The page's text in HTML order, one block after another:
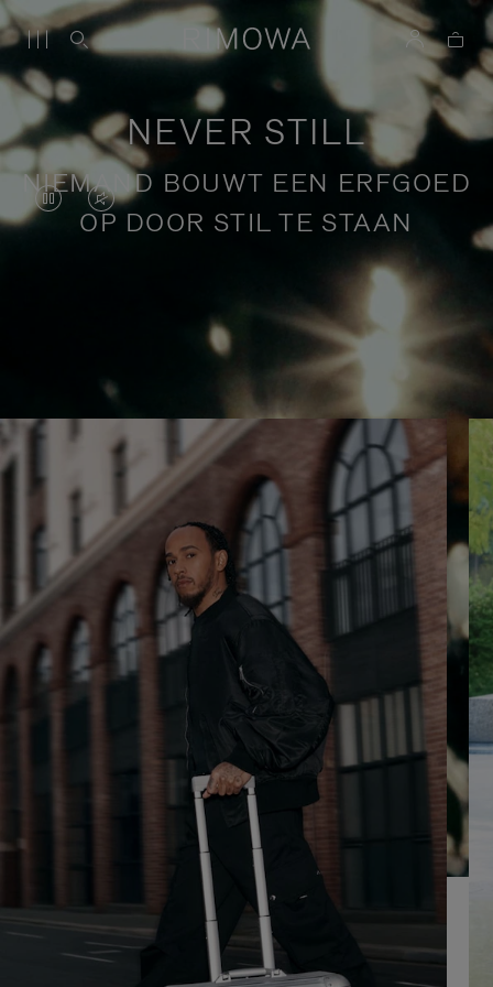
NEVER STILL
NIEMAND BOUWT EEN ERFGOED
OP DOOR STIL TE STAAN
DE
PAUZE,
DRUK
OP
OM
AF
TE
SPELEN
HET
VIDEO
IS
UITGESCHAKELD.
DRUK
HIER
OM
HET
DEMPEN
HEFFEN
Verhalen over bewust reizen